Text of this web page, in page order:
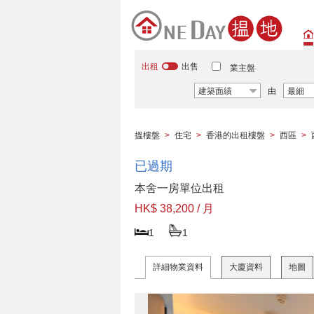
出租 出售 業主盤
建築面績 由 最細
搵樓盤 > 住宅 > 香港的出租樓盤 > 西區 >
已過期
本舍一房單位出租
HK$ 38,200 / 月
1 1
詳細物業資料 大廈資料 地圖